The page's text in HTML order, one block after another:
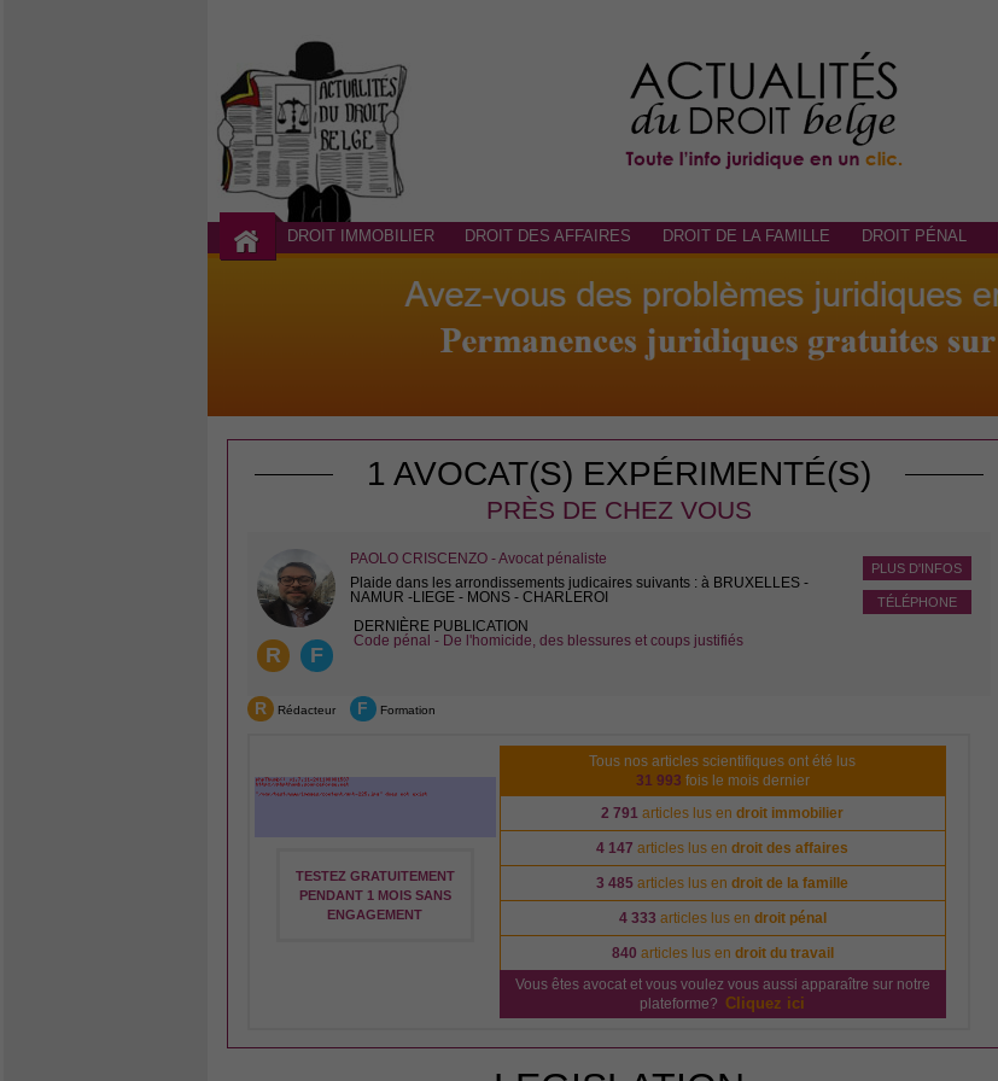
DROIT IMMOBILIER DROIT DES AFFAIRES DROIT DE LA FAMILLE DROIT PÉNAL
1 AVOCAT(S) EXPÉRIMENTÉ(S)
PRÈS DE CHEZ VOUS
R F
PLUS D'INFOS
TÉLÉPHONE
PAOLO CRISCENZO - Avocat pénaliste
Plaide dans les arrondissements judicaires suivants : à BRUXELLES -
NAMUR -LIEGE - MONS - CHARLEROI
DERNIÈRE PUBLICATION
Code pénal - De l'homicide, des blessures et coups justifiés
R Rédacteur F Formation
TESTEZ GRATUITEMENT
PENDANT 1 MOIS SANS
ENGAGEMENT
Tous nos articles scientifiques ont été lus
31 993 fois le mois dernier
2 791 articles lus endroit immobilier
4 147 articles lus endroit des affaires
3 485 articles lus endroit de la famille
4 333 articles lus en droit pénal
840 articles lus en droit du travail
Vous êtes avocat et vous voulez vous aussi apparaître sur notre
plateforme? Cliquez ici